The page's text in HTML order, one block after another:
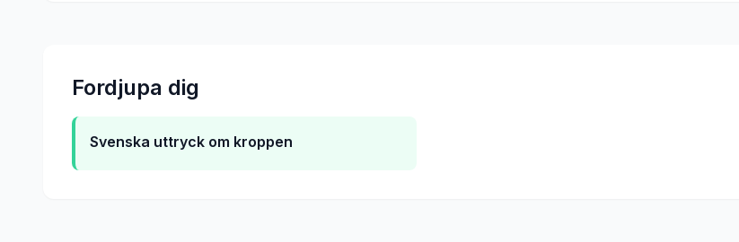
Fordjupa dig
Svenska uttryck om kroppen